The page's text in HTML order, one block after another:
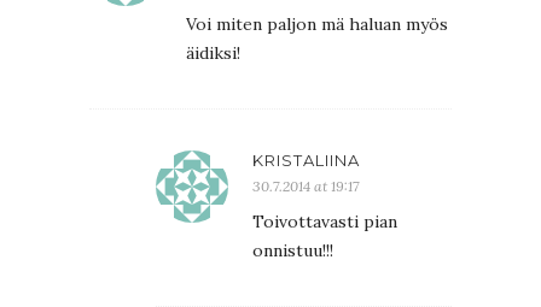
Voi miten paljon mä haluan myös
äidiksi!
KRISTALIINA
30.7.2014 at 19:17
Toivottavasti pian
onnistuu!!!